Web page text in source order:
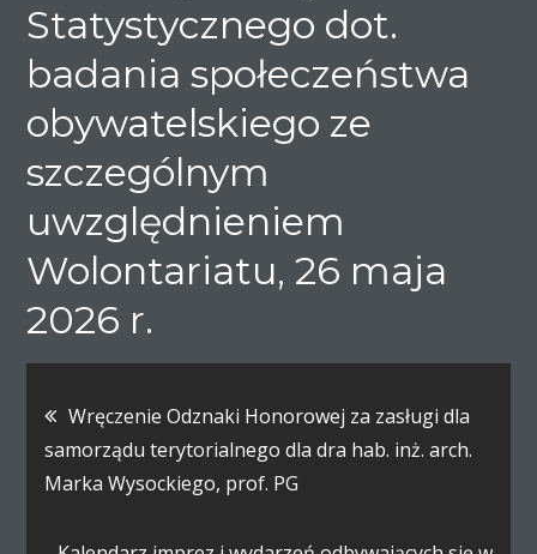
Statystycznego dot.
badania społeczeństwa
obywatelskiego ze
szczególnym
uwzględnieniem
Wolontariatu, 26 maja
2026 r.
Nawigacja
wpisu
Wręczenie Odznaki Honorowej za zasługi dla
samorządu terytorialnego dla dra hab. inż. arch.
Marka Wysockiego, prof. PG